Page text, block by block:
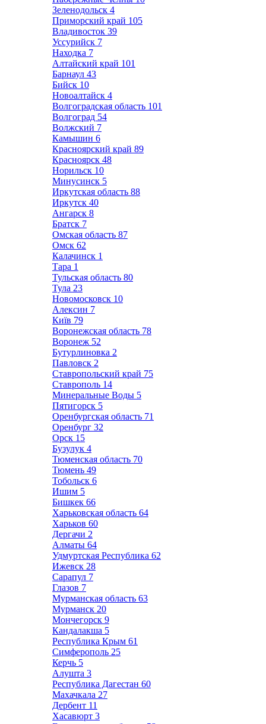
Зеленодольск 4
Приморский край 105
Владивосток 39
Уссурийск 7
Находка 7
Алтайский край 101
Барнаул 43
Бийск 10
Новоалтайск 4
Волгоградская область 101
Волгоград 54
Волжский 7
Камышин 6
Красноярский край 89
Красноярск 48
Норильск 10
Минусинск 5
Иркутская область 88
Иркутск 40
Ангарск 8
Братск 7
Омская область 87
Омск 62
Калачинск 1
Тара 1
Тульская область 80
Тула 23
Новомосковск 10
Алексин 7
Київ 79
Воронежская область 78
Воронеж 52
Бутурлиновка 2
Павловск 2
Ставропольский край 75
Ставрополь 14
Минеральные Воды 5
Пятигорск 5
Оренбургская область 71
Оренбург 32
Орск 15
Бузулук 4
Тюменская область 70
Тюмень 49
Тобольск 6
Ишим 5
Бишкек 66
Харьковская область 64
Харьков 60
Дергачи 2
Алматы 64
Удмуртская Республика 62
Ижевск 28
Сарапул 7
Глазов 7
Мурманская область 63
Мурманск 20
Мончегорск 9
Кандалакша 5
Республика Крым 61
Симферополь 25
Керчь 5
Алушта 3
Республика Дагестан 60
Махачкала 27
Дербент 11
Хасавюрт 3